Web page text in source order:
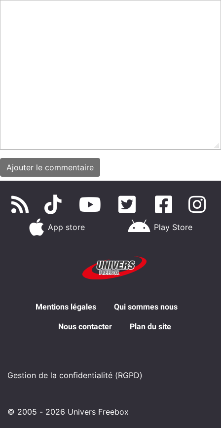
App store Play Store
Mentions légales Qui sommes nous
Nous contacter Plan du site
Gestion de la confidentialité (RGPD)
© 2005 - 2026 Univers Freebox